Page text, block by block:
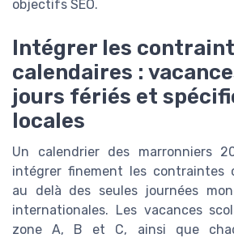
objectifs SEO.
Intégrer les
calendaires :
jours fériés et
locales
Un calendrier des marronniers
intégrer finement les contraintes
au delà des seules journées
internationales. Les vacances
zone A, B et C, ainsi que